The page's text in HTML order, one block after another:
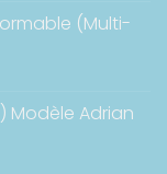
€
€
(Multi-
€
Modèle Adrian